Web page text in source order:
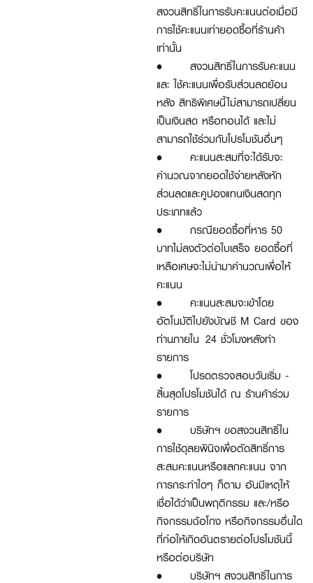
สงวนสิทธิ์ในการรับคะแนนต่อเมื่อมี
การใช้คะแนนเท่ายอดซื้อที่ร้านค้า
เท่านั้น
•
สงวนสิทธิ์ในการรับคะแนน
และ ใช้คะแนนเพื่อรับส่วนลดย้อน
หลัง สิทธิพิเศษนี้ไม่สามารถเปลี่ยน
เป็นเงินสด หรือทอนได้ และไม่
สามารถใช้ร่วมกับโปรโมชันอื่นๆ
•
คะแนนสะสมที่จะได้รับจะ
คำนวณจากยอดใช้จ่ายหลังหัก
ส่วนลดและคูปองแทนเงินสดทุก
ประเภทแล้ว
•
กรณียอดซื้อที่หาร 50
บาทไม่ลงตัวต่อใบเสร็จ ยอดซื้อที่
เหลือเศษจะไม่นำมาคำนวณเพื่อให้
คะแนน
•
คะแนนสะสมจะเข้าโดย
อัตโนมัติไปยังบัญชี M Card ของ
ท่านภายใน 24 ชั่วโมงหลังทำ
รายการ
•
โปรดตรวจสอบวันเริ่ม -
สิ้นสุดโปรโมชันได้ ณ ร้านค้าร่วม
รายการ
•
บริษัทฯ ขอสงวนสิทธิ์ใน
การใช้ดุลยพินิจเพื่อตัดสิทธิ์การ
สะสมคะแนนหรือแลกคะแนน จาก
การกระทำใดๆ ก็ตาม อันมีเหตุให้
เชื่อได้ว่าเป็นพฤติกรรม และ/หรือ
กิจกรรมฉ้อโกง หรือกิจกรรมอื่นใด
ที่ก่อให้เกิดอันตรายต่อโปรโมชันนี้
หรือต่อบริษัท
•
บริษัทฯ สงวนสิทธิ์ในการ